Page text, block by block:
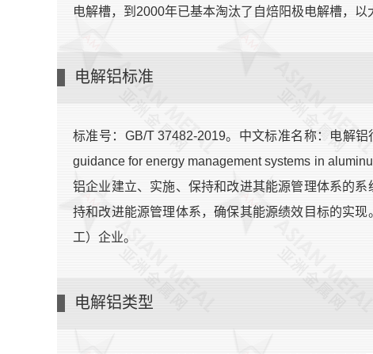
电解槽，到2000年已基本淘汰了自焙阳极电解槽，以
电解铝标准
标准号：GB/T 37482-2019。中文标准名称：电解
guidance for energy management systems in
铝企业建立、实施、保持和改进其能源管理体系的
持和改进能源管理体系，确保其能源绩效目标的实
工）企业。
电解铝类型